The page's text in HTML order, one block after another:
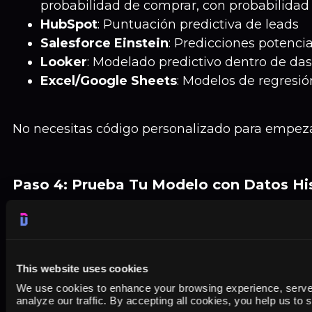
This website uses cookies
We use cookies to enhance your browsing experience,
analyze our traffic. By accepting all cookies, you help us to
probabilidad de comprar, con
HubSpot: Puntuación predictiva de leads
Salesforce Einstein: Predicciones
Looker: Modelado predictivo dentro de
Excel/Google Sheets: Modelos de
No necesitas código personalizado para
Paso 4: Prueba Tu Modelo con Datos
Antes de confiar en las predicciones, valida tu
pasados. Divide tus datos históricos:
Conjunto de entrenamiento (70-80%): El
de estos datos